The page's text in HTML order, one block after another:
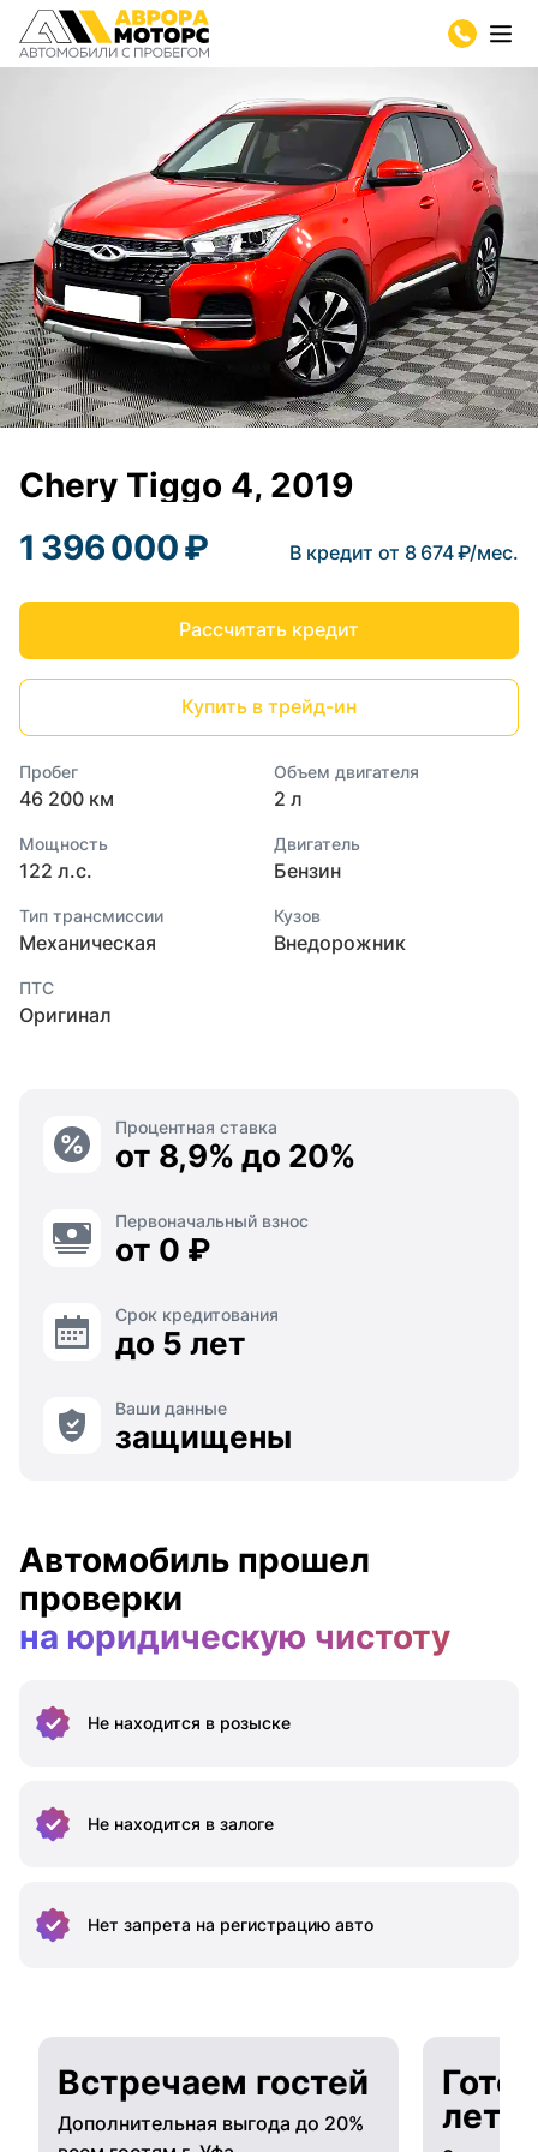
Chery Tiggo 4, 2019
1 396 000 ₽
В кредит от 8 674 ₽/мес.
Рассчитать кредит
Купить в трейд-ин
Пробег
46 200 км
Объем двигателя
2 л
Мощность
122 л.с.
Двигатель
Бензин
Тип трансмиссии
Механическая
Кузов
Внедорожник
ПТС
Оригинал
Процентная ставка
от 8,9% до 20%
Первоначальный взнос
от 0 ₽
Срок кредитования
до 5 лет
Ваши данные
защищены
Автомобиль прошел
проверки
на юридическую чистоту
Не находится в розыске
Не находится в залоге
Нет запрета на регистрацию авто
Встречаем гостей
Дополнительная выгода до 20%